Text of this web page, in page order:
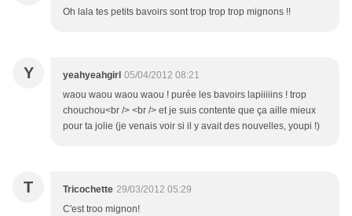
Oh lala tes petits bavoirs sont trop trop trop mignons !!
Y yeahyeahgirl 05/04/2012 08:21
waou waou waou waou ! purée les bavoirs lapiiiiins ! trop
chouchou<br /> <br /> et je suis contente que ça aille mieux
pour ta jolie (je venais voir si il y avait des nouvelles, youpi !)
T Tricochette 29/03/2012 05:29
C'est troo mignon!